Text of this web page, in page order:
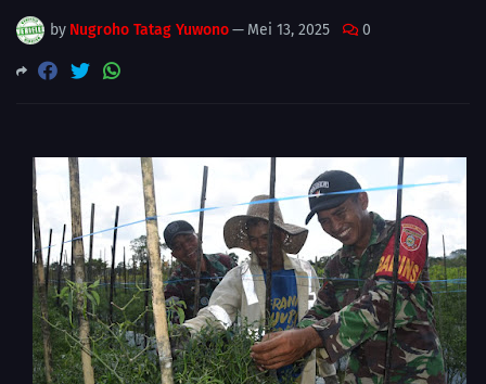
by Nugroho Tatag Yuwono— Mei 13, 2025 0